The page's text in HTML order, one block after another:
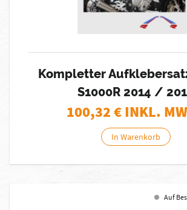
Kompletter
S1000R 2014 /
100,32€ INKL.
In Warenkorb
Auf